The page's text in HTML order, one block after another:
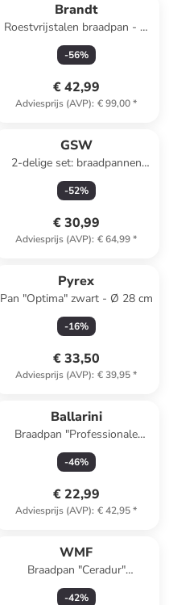
Brandt
Roestvrijstalen braadpan - Ø
28 cm
-56%
€ 42,99
Adviesprijs (AVP): € 99,00*
GSW
2-delige set: braadpannen
"Gastro" zilverkleurig
-52%
€ 30,99
Adviesprijs (AVP): € 64,99*
Pyrex
Pan "Optima" zwart - Ø 28 cm
-16%
€ 33,50
Adviesprijs (AVP): € 39,95*
Ballarini
Braadpan "Professionale
2800" zilverkleurig - Ø 24 cm
-46%
€ 22,99
Adviesprijs (AVP): € 42,95*
WMF
Braadpan "Ceradur"
zilverkleurig - Ø 28 cm
-42%